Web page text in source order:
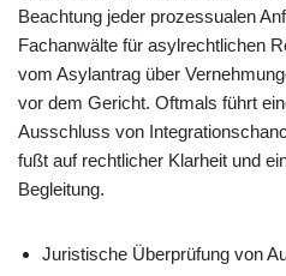
Beachtung jeder prozessualen
Fachanwälte für asylrechtlichen
vom Asylantrag über
vor dem Gericht. Oftmals führt
Ausschluss von
fußt auf rechtlicher Klarheit und
Begleitung.
Juristische Überprüfung von